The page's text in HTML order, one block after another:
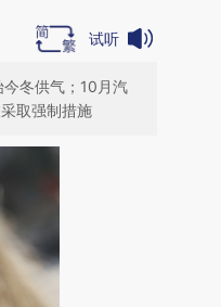
试听
今冬供气；10月汽
取强制措施